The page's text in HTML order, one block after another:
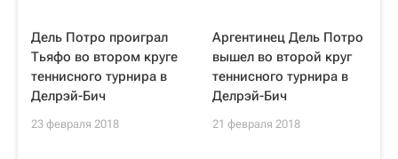
Дель Потро проиграл
Тьяфо во втором круге
теннисного турнира в
Делрэй-Бич
23 февраля 2018
Аргентинец Дель Потро
вышел во второй круг
теннисного турнира в
Делрэй-Бич
21 февраля 2018